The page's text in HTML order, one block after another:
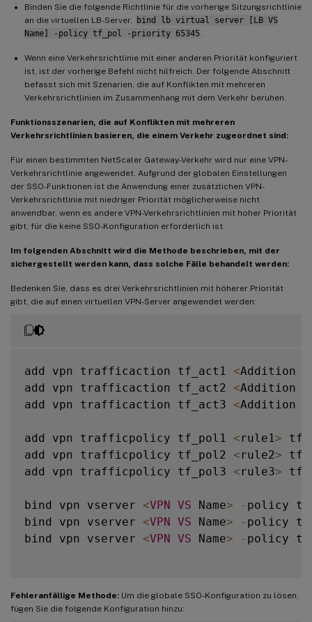
Binden Sie die folgende Richtlinie für die vorherige Sitzungsrichtlinie
an die virtuellen LB-Server,
bind lb virtual server [LB VS
Name] -policy tf_pol -priority 65345
Wenn eine Verkehrsrichtlinie mit einer anderen Priorität konfiguriert
ist, ist der vorherige Befehl nicht hilfreich. Der folgende Abschnitt
befasst sich mit Szenarien, die auf Konflikten mit mehreren
Verkehrsrichtlinien im Zusammenhang mit dem Verkehr beruhen.
Funktionsszenarien, die auf Konflikten mit mehreren
Verkehrsrichtlinien basieren, die einem Verkehr zugeordnet sind:
Für einen bestimmten NetScaler Gateway-Verkehr wird nur eine VPN-
Verkehrsrichtlinie angewendet. Aufgrund der globalen Einstellungen
der SSO-Funktionen ist die Anwendung einer zusätzlichen VPN-
Verkehrsrichtlinie mit niedriger Priorität möglicherweise nicht
anwendbar, wenn es andere VPN-Verkehrsrichtlinien mit hoher Priorität
gibt, für die keine SSO-Konfiguration erforderlich ist.
Im folgenden Abschnitt wird die Methode beschrieben, mit der
sichergestellt werden kann, dass solche Fälle behandelt werden:
Bedenken Sie, dass es drei Verkehrsrichtlinien mit höherer Priorität
gibt, die auf einen virtuellen VPN-Server angewendet werden:
add vpn trafficaction tf_act1 <Addition
add vpn trafficaction tf_act2 <Addition
add vpn trafficaction tf_act3 <Addition
add vpn trafficpolicy tf_pol1 < rule1 >
add vpn trafficpolicy tf_pol2 < rule2>
add vpn trafficpolicy tf_pol3 < rule3>
bind vpn vserver <VPN VS Name> - policy
bind vpn vserver <VPN VS Name> - policy
bind vpn vserver <VPN VS Name> - policy
Fehleranfällige Methode: Um die globale SSO-Konfiguration zu lösen,
fügen Sie die folgende Konfiguration hinzu: